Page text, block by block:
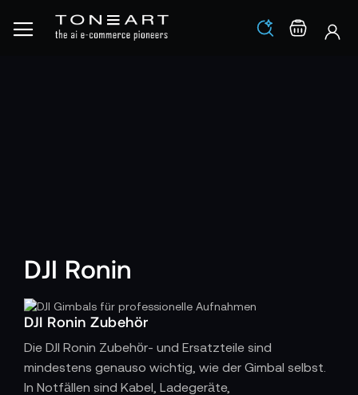
Los
DJI Ronin
DJI Ronin Zubehör
Die DJI Ronin Zubehör- und Ersatzteile sind
mindestens genauso wichtig, wie der Gimbal selbst.
In Notfällen sind Kabel, Ladegeräte,